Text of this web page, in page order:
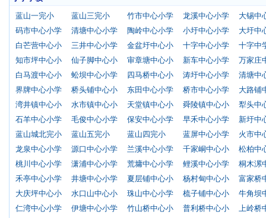
蓝山一完小
蓝山三完小 竹市中心小学 龙溪中心小学
大锡中
码市中心小学
清塘中心小学 陶岭中心小学 小圩中心小学
大圩中
白芒营中心小
三井中心小学 金盆圩中心小 十字中心小学
十字中
知市坪中心小
仙子脚中心小 审章塘中心小 新车中心小学
万家庄
白马渡中心小
蚣坝中心小学 四马桥中心小 涛圩中心小学
清塘中
界牌中心小学
桥头铺中心小 东田中心小学 桥市中心小学
大路铺
湾井镇中心小
水市镇中心小 天堂镇中心小 舜陵镇中心小
犁头中
石羊中心小学
毛俊中心小学 保安中心小学 早禾中心小学
新圩中
蓝山城北完小
蓝山五完小 蓝山四完小 蓝屏中心小学
火市中
龙泉中心小学
源口中心小学 兰溪中心小学 千家峒中心小
松柏中
桃川中心小学
潇浦中心小学 荒墉中心小学 鲤溪中心小学
桐木漯
禾亭中心小学
井塘中心小学 夏层铺中心小 杨村甸中心小
富家桥
大庆坪中心小
水口山中心小 珠山中心小学 梳子铺中心小
牛角坝
仁湾中心小学
伊塘中心小学 竹山桥中心小 普利桥中心小
上岭桥